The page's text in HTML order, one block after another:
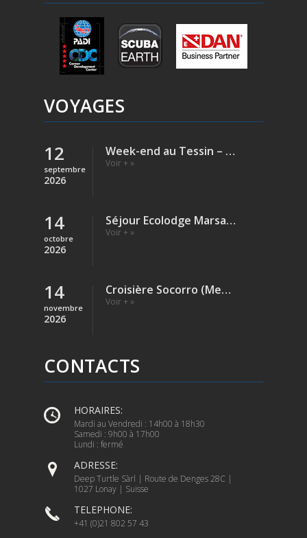
VOYAGES
12
septembre
2026
Week-end au Tessin – Verzasca (Rivière)
Voir + »
14
octobre
2026
Séjour Ecolodge Marsa Shagra – Egypte
Voir + »
14
novembre
2026
Croisière Socorro (Mexique)
Voir + »
CONTACTS
HORAIRES:
Mardi au Vendredi : 14h00 à 18h30
Samedi : 9h00 à 17h00
Lundi : fermé
ADRESSE:
Deep Turtle Sàrl | Route de Denges 28C |
1027 Lonay | Suisse
TELEPHONE:
+41 (0)21 802 57 43